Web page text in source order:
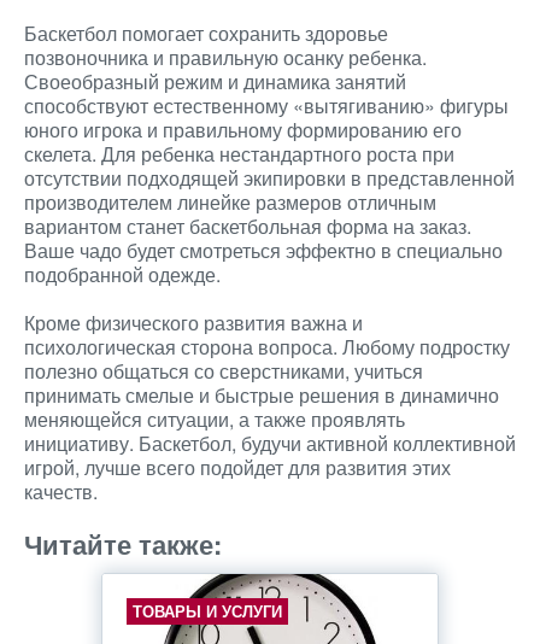
Баскетбол помогает сохранить здоровье
позвоночника и правильную осанку ребенка.
Своеобразный режим и динамика занятий
способствуют естественному «вытягиванию» фигуры
юного игрока и правильному формированию его
скелета. Для ребенка нестандартного роста при
отсутствии подходящей экипировки в представленной
производителем линейке размеров отличным
вариантом станет баскетбольная форма на заказ.
Ваше чадо будет смотреться эффектно в специально
подобранной одежде.
Кроме физического развития важна и
психологическая сторона вопроса. Любому подростку
полезно общаться со сверстниками, учиться
принимать смелые и быстрые решения в динамично
меняющейся ситуации, а также проявлять
инициативу. Баскетбол, будучи активной коллективной
игрой, лучше всего подойдет для развития этих
качеств.
Читайте также:
ТОВАРЫ И УСЛУГИ